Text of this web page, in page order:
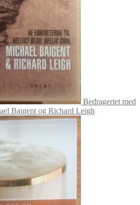
Bedrageriet med
Baigent og Richard Leigh